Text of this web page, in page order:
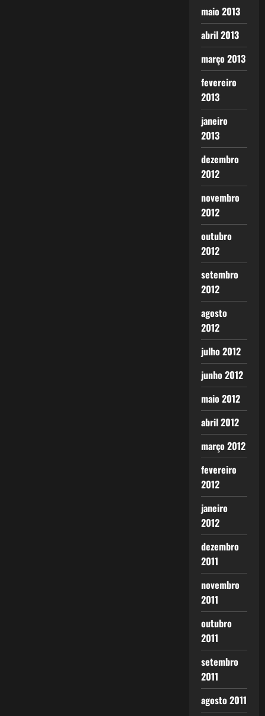
maio 2013
abril 2013
março 2013
fevereiro
2013
janeiro
2013
dezembro
2012
novembro
2012
outubro
2012
setembro
2012
agosto
2012
julho 2012
junho 2012
maio 2012
abril 2012
março 2012
fevereiro
2012
janeiro
2012
dezembro
2011
novembro
2011
outubro
2011
setembro
2011
agosto 2011